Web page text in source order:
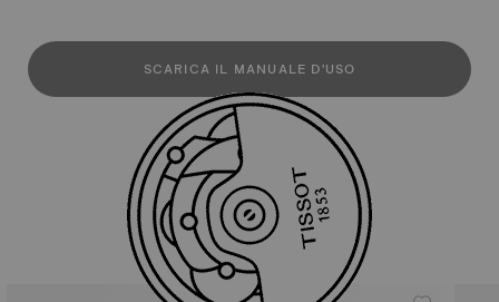
SCARICA IL MANUALE D'USO
Prodotti simili